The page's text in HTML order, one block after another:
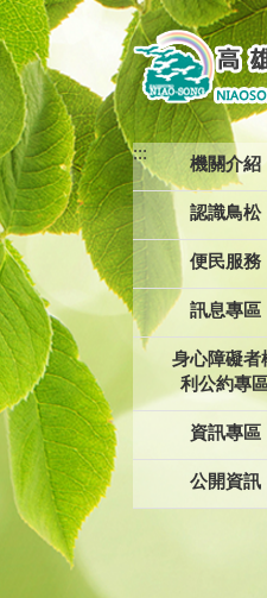
跳到主要內容區塊
:::
機關介紹
認識鳥松
便民服務
訊息專區
身心障礙者
利公約專
資訊專區
公開資訊